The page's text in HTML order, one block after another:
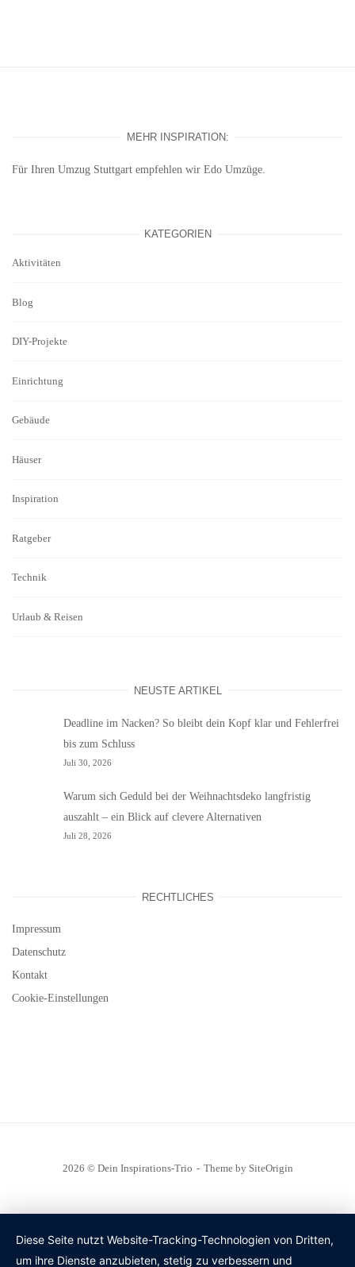
MEHR INSPIRATION:
Für Ihren Umzug Stuttgart empfehlen wir Edo Umzüge.
KATEGORIEN
Aktivitäten
Blog
DIY-Projekte
Einrichtung
Gebäude
Häuser
Inspiration
Ratgeber
Technik
Urlaub & Reisen
NEUSTE ARTIKEL
Deadline im Nacken? So bleibt dein Kopf klar und Fehlerfrei
bis zum Schluss
Juli 30, 2026
Warum sich Geduld bei der Weihnachtsdeko langfristig
auszahlt – ein Blick auf clevere Alternativen
Juli 28, 2026
RECHTLICHES
Impressum
Datenschutz
Kontakt
Cookie-Einstellungen
2026 © Dein Inspirations-Trio Theme by SiteOrigin
Diese Seite nutzt Website-Tracking-Technologien von Dritten,
um ihre Dienste anzubieten, stetig zu verbessern und